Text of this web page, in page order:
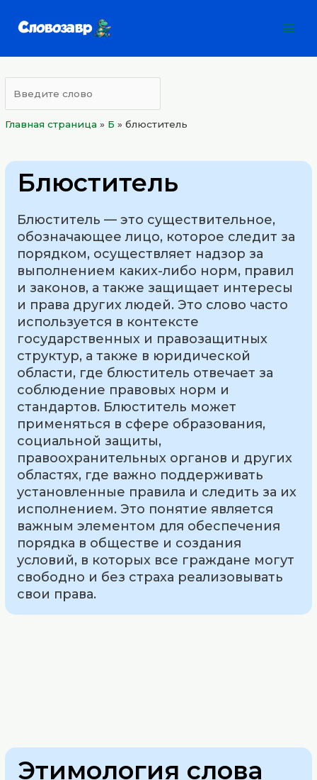
Главная страница » Б »блюститель
Блюститель
Блюститель — это существительное,
обозначающее лицо, которое следит за
порядком, осуществляет надзор за
выполнением каких-либо норм, правил
и законов, а также защищает интересы
и права других людей. Это слово часто
используется в контексте
государственных и правозащитных
структур, а также в юридической
области, где блюститель отвечает за
соблюдение правовых норм и
стандартов. Блюститель может
применяться в сфере образования,
социальной защиты,
правоохранительных органов и других
областях, где важно поддерживать
установленные правила и следить за их
исполнением. Это понятие является
важным элементом для обеспечения
порядка в обществе и создания
условий, в которых все граждане могут
свободно и без страха реализовывать
свои права.
Этимология слова